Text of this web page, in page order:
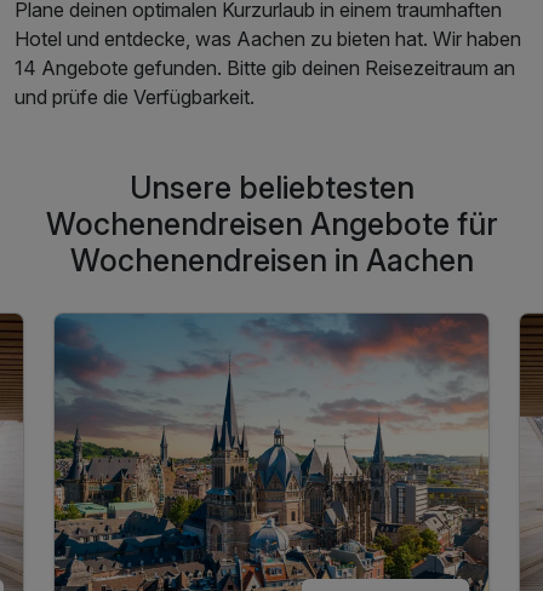
Plane deinen optimalen Kurzurlaub in einem traumhaften
Hotel und entdecke, was Aachen zu bieten hat. Wir haben
14 Angebote gefunden. Bitte gib deinen Reisezeitraum an
und prüfe die Verfügbarkeit.
Unsere beliebtesten
Wochenendreisen Angebote für
Wochenendreisen in Aachen